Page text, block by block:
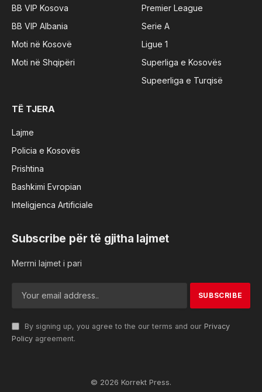
BB VIP Kosova
BB VIP Albania
Moti në Kosovë
Moti në Shqipëri
Premier League
Serie A
Ligue 1
Superliga e Kosovës
Supeerliga e Turqisë
TË TJERA
Lajme
Policia e Kosovës
Prishtina
Bashkimi Evropian
Inteligjenca Artificiale
Subscribe për të gjitha lajmet
Merrni lajmet i pari
By signing up, you agree to the our terms and our Privacy
Policy agreement.
© 2026 Korrekt Press.